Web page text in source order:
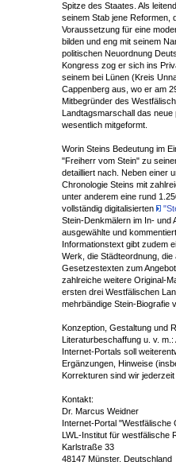
Spitze des Staates. Als
seinem Stab jene Reformen,
Voraussetzung für eine
bilden und eng mit seinem
politischen Neuordnung
Kongress zog er sich ins
seinem bei Lünen (Kreis
Cappenberg aus, wo er am
Mitbegründer des
Landtagsmarschall das neue
wesentlich mitgeformt.
Worin Steins Bedeutung im
"Freiherr vom Stein" zu
detailliert nach. Neben einer
Chronologie Steins mit
unter anderem eine rund
vollständig digitalisierten
Stein-Denkmälern im In- und
ausgewählte und
Informationstext gibt zudem
Werk, die Städteordnung, die
Gesetzestexten zum
zahlreiche weitere Original-
ersten drei Westfälischen
mehrbändige Stein-Biografie
Konzeption, Gestaltung und
Literaturbeschaffung u. v.
Internet-Portals soll
Ergänzungen, Hinweise
Korrekturen sind wir jederzeit
Kontakt:
Dr. Marcus Weidner
Internet-Portal "Westfälische
LWL-Institut für westfälische
Karlstraße 33
48147 Münster, Deutschland